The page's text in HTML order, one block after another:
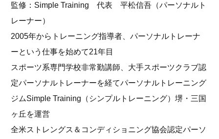
監修：Simple Training 代表 平松信吾（パーソナルト
レーナー）
2005年からトレーニング指導者、パーソナルトレーナ
ーという仕事を始めて21年目
スポーツ系専門学校非常勤講師、大手スポーツクラブ認
定パーソナルトレーナーを経てパーソナルトレーニング
ジムSimple Training（シンプルトレーニング）堺・三国
ヶ丘を運営
全米ストレングス＆コンディショニング協会認定パーソ